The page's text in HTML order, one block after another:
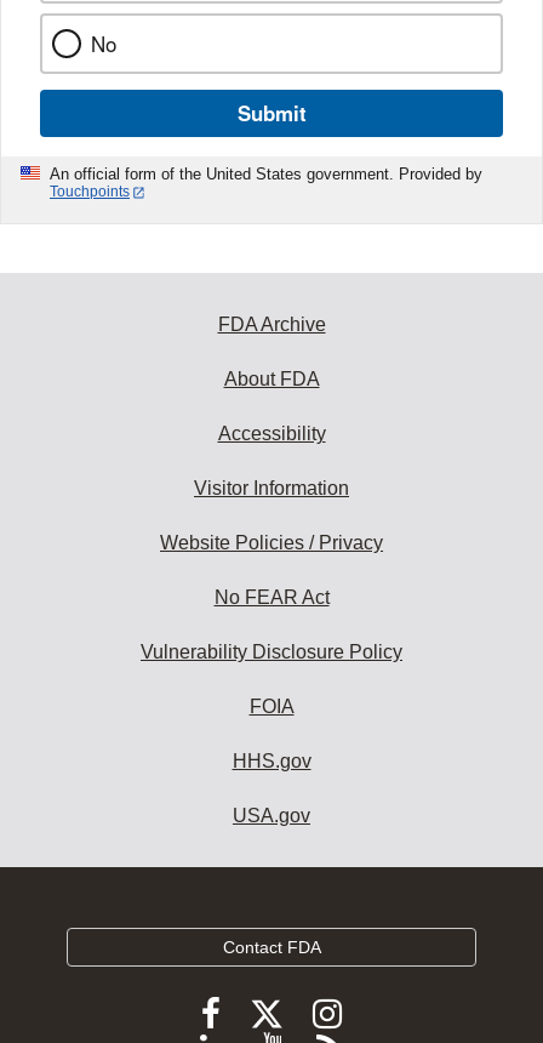
No
Submit
An official form of the United States government. Provided by
Touchpoints
FDA Archive
About FDA
Accessibility
Visitor Information
Website Policies / Privacy
No FEAR Act
Vulnerability Disclosure Policy
FOIA
HHS.gov
USA.gov
Contact FDA
FollowFollow
FDA
Follow